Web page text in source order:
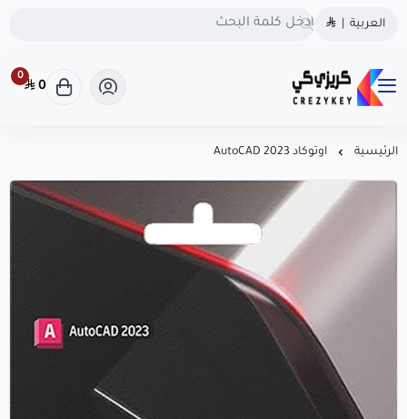
العربية
كريزى كى متجرك الموثوق لشراء كودك الرقمي
0
0
الرئيسية اوتوكاد 2023 AutoCAD
لشراء كودك الرقمي
احصل على تراخيص أصلية
البرامج بأسعار منافسة! سرعة
CrezyKey هو خيارك الذكي
للبرامج المرخّصة.
السجل التجاري
روابط مهمة
تواصل معنا